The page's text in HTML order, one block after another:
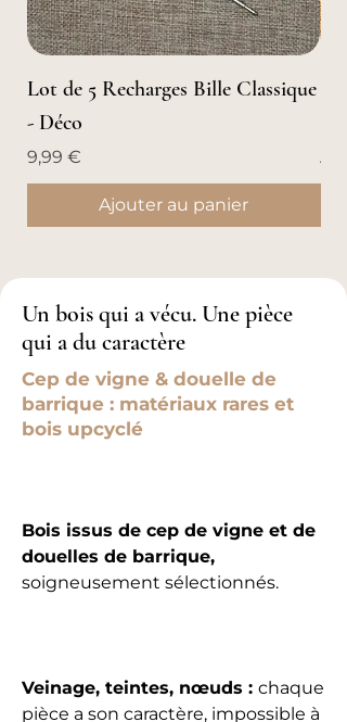
Lot de 5 Recharges Bille Classique
- Déco
Prix
9,99 €
Ajouter au panier
À
Un bois qui a vécu. Une pièce
qui a du caractère
Cep de vigne & douelle de
barrique : matériaux rares et
bois upcyclé
Bois issus de cep de vigne et de
douelles de barrique,
soigneusement sélectionnés.
Veinage, teintes, nœuds : chaque
pièce a son caractère, impossible à